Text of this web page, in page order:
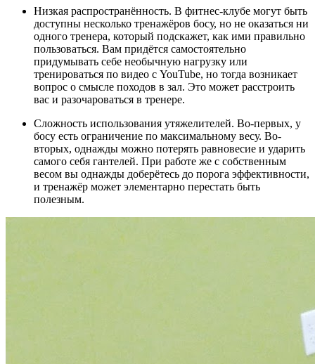
Низкая распространённость. В фитнес-клубе могут быть
доступны несколько тренажёров босу, но не оказаться ни
одного тренера, который подскажет, как ими правильно
пользоваться. Вам придётся самостоятельно
придумывать себе необычную нагрузку или
тренироваться по видео с YouTube, но тогда возникает
вопрос о смысле походов в зал. Это может расстроить
вас и разочароваться в тренере.
Сложность использования утяжелителей. Во-первых, у
босу есть ограничение по максимальному весу. Во-
вторых, однажды можно потерять равновесие и ударить
самого себя гантелей. При работе же с собственным
весом вы однажды доберётесь до порога эффективности,
и тренажёр может элементарно перестать быть
полезным.